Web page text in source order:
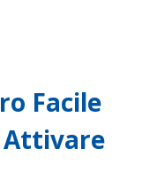
Facile
Attivare